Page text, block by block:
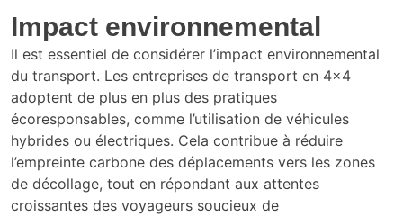
Impact environnemental
Il est essentiel de considérer l’impact environnemental
du transport. Les entreprises de transport en 4×4
adoptent de plus en plus des pratiques
écoresponsables, comme l’utilisation de véhicules
hybrides ou électriques. Cela contribue à réduire
l’empreinte carbone des déplacements vers les zones
de décollage, tout en répondant aux attentes
croissantes des voyageurs soucieux de